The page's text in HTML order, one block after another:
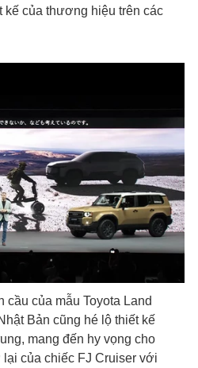
kế của thương hiệu trên các
cầu của mẫu Toyota Land
Bản cũng hé lộ thiết kế
mang đến hy vọng cho
của chiếc FJ Cruiser với